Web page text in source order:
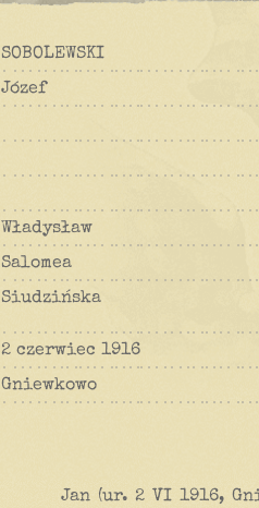
SOBOLEWSKI
Józef
Władysław
Salomea
Siudzińska
2 czerwiec 1916
Gniewkowo
Jan (ur. 2 VI 1916,